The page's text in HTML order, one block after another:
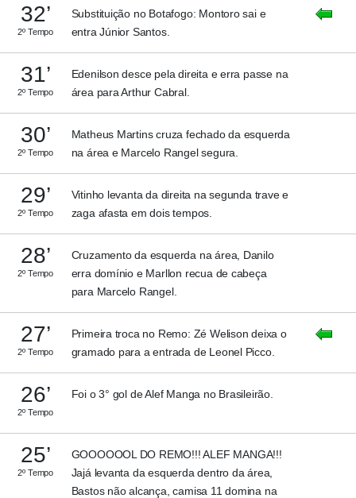
32’
2º Tempo
Substituição no Botafogo: Montoro sai e
entra Júnior Santos.
31’
2º Tempo
Edenilson desce pela direita e erra passe na
área para Arthur Cabral.
30’
2º Tempo
Matheus Martins cruza fechado da esquerda
na área e Marcelo Rangel segura.
29’
2º Tempo
Vitinho levanta da direita na segunda trave e
zaga afasta em dois tempos.
28’
2º Tempo
Cruzamento da esquerda na área, Danilo
erra domínio e Marllon recua de cabeça
para Marcelo Rangel.
27’
2º Tempo
Primeira troca no Remo: Zé Welison deixa o
gramado para a entrada de Leonel Picco.
26’
2º Tempo
Foi o 3° gol de Alef Manga no Brasileirão.
25’
2º Tempo
GOOOOOOL DO REMO!!! ALEF MANGA!!!
Jajá levanta da esquerda dentro da área,
Bastos não alcança, camisa 11 domina na